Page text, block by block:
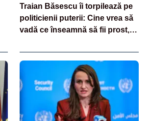
Traian Băsescu îi torpilează pe
politicienii puterii: Cine vrea să
vadă ce înseamnă să fii prost,